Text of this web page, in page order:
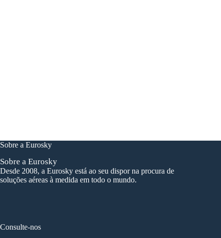
Sobre a Eurosky
Sobre a Eurosky
Desde 2008, a Eurosky está ao seu dispor na procura de
soluções aéreas à medida em todo o mundo.
Consulte-nos